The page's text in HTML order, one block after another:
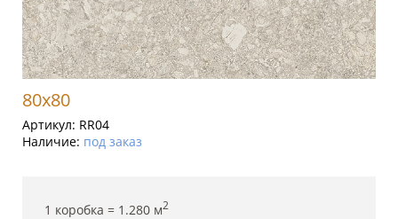
80x80
Артикул: RR04
Наличие: под заказ
1 коробка = 1.280 м2